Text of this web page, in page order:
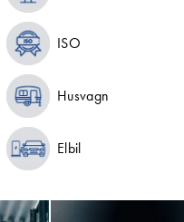
ISO
Husvagn
Elbil